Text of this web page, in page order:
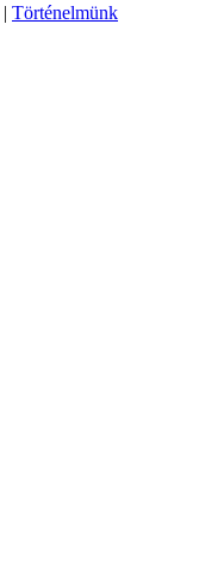
| Történelmünk